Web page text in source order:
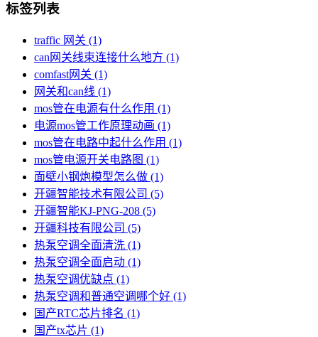
标签列表
traffic 网关 (1)
can网关线束连接什么地方 (1)
comfast网关 (1)
网关和can线 (1)
mos管在电源有什么作用 (1)
电源mos管工作原理动画 (1)
mos管在电路中起什么作用 (1)
mos管电源开关电路图 (1)
面壁小钢炮模型怎么做 (1)
开疆智能技术有限公司 (5)
开疆智能KJ-PNG-208 (5)
开疆科技有限公司 (5)
热泵空调全面清洗 (1)
热泵空调全面启动 (1)
热泵空调优缺点 (1)
热泵空调和普通空调哪个好 (1)
国产RTC芯片排名 (1)
国产tx芯片 (1)